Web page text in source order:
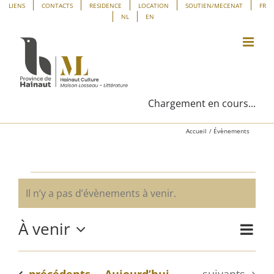
Panneau de gestion des cookies
Passer
contenu
LIENS CONTACTS RESIDENCE LOCATION SOUTIEN/MECENAT
FR
NL
EN
Chargement en cours...
Accueil Évènements
Évènements
Notice
Il n’y a pas d’évènements à venir.
Liste
À venir
Sélectionnez